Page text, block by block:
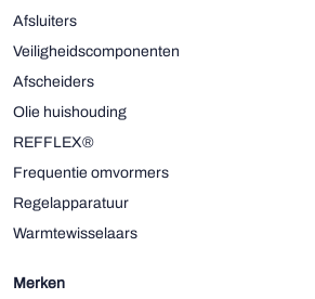
Afsluiters
Veiligheidscomponenten
Afscheiders
Olie huishouding
REFFLEX®
Frequentie omvormers
Regelapparatuur
Warmtewisselaars
Merken